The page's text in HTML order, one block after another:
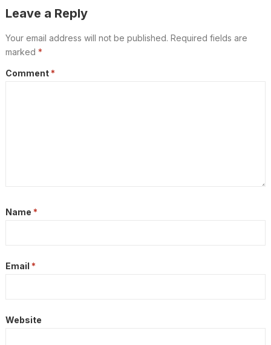
Leave a Reply
Your email address will not be published. Required fields are
marked *
Comment *
Name *
Email *
Website